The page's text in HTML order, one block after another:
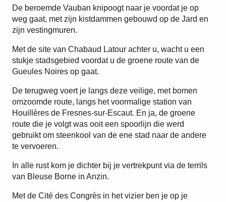
De beroemde Vauban knipoogt naar je voordat je op
weg gaat, met zijn kistdammen gebouwd op de Jard en
zijn vestingmuren.
Met de site van Chabaud Latour achter u, wacht u een
stukje stadsgebied voordat u de groene route van de
Gueules Noires op gaat.
De terugweg voert je langs deze veilige, met bomen
omzoomde route, langs het voormalige station van
Houillères de Fresnes-sur-Escaut. En ja, de groene
route die je volgt was ooit een spoorlijn die werd
gebruikt om steenkool van de ene stad naar de andere
te vervoeren.
In alle rust kom je dichter bij je vertrekpunt via de terrils
van Bleuse Borne in Anzin.
Met de Cité des Congrès in het vizier ben je op je